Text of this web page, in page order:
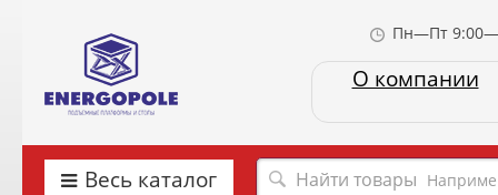
Пн—Пт
О компании
Весь каталог